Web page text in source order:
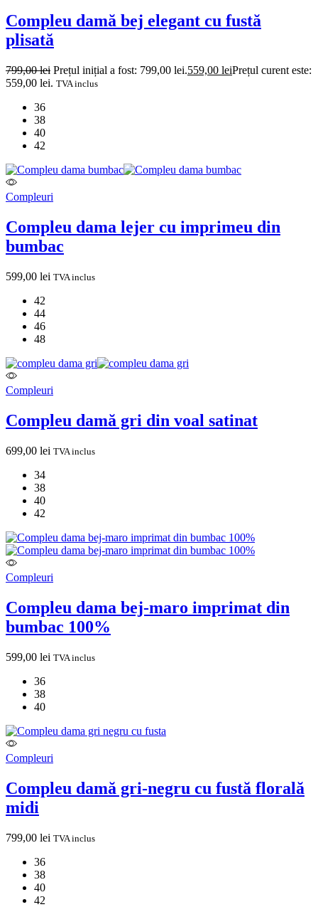
Compleu damă bej elegant cu fustă
plisată
799,00lei Prețul inițial a fost: 799,00 lei.559,00 leiPrețul curent este:
559,00 lei. TVA inclus
36
38
40
42
Compleuri
Compleu dama lejer cu imprimeu din
bumbac
599,00 lei TVA inclus
42
44
46
48
Compleuri
Compleu damă gri din voal satinat
699,00 lei TVA inclus
34
38
40
42
Compleuri
Compleu dama bej-maro imprimat din
bumbac 100%
599,00 lei TVA inclus
36
38
40
Compleuri
Compleu damă gri-negru cu fustă florală
midi
799,00 lei TVA inclus
36
38
40
42